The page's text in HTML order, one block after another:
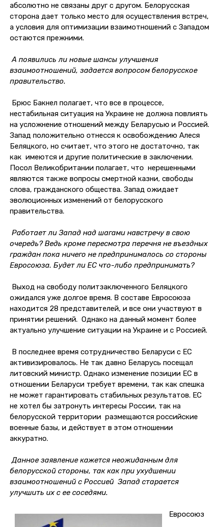
абсолютно не связаны друг с другом. Белорусская
сторона дает только место для осуществления встреч,
а условия для оптимизации взаимотношений с Западом
остаются прежними.
А появились ли новые шансы улучшения
взаимоотношений, задается вопросом белорусское
правительство.
Брюс Бакнел полагает, что все в процессе,
нестабильная ситуация на Украине не должна повлиять
на усложнение отношений между Беларусью и Россией.
Запад положительно отнесся к освобождению Алеся
Беляцкого, но считает, что этого не достаточно, так
как имеются и другие политические в заключении.
Посол Великобритании полагает, что нерешенными
являются также вопросы смертной казни, свободы
слова, гражданского общества. Запад ожидает
эволюционных изменений от белорусского
правительства.
Работает ли Запад над шагами навстречу в свою
очередь? Ведь кроме пересмотра перечня не въездных
граждан пока ничего не предпринималось со стороны
Евросоюза. Будет ли ЕС что-либо предпринимать?
Выход на свободу политзаключенного Беляцкого
ожидался уже долгое время. В составе Евросоюза
находится 28 представителей, и все они участвуют в
принятии решений. Однако на данный момент более
актуально улучшение ситуации на Украине и с Россией.
В последнее время сотрудничество Беларуси с ЕС
активизировалось. Не так давно Беларусь посещал
литовский министр. Однако изменение позиции ЕС в
отношении Беларуси требует времени, так как спешка
не может гарантировать стабильных результатов. ЕС
не хотел бы затронуть интересы России, так на
белорусской территории размещаются российские
военные базы, и действует в этом отношении
аккуратно.
Данное заявление кажется неожиданным для
белорусской стороны, так как при ухудшении
взаимоотношений с Россией Запад старается
улучшить их с ее соседями.
Евросоюз